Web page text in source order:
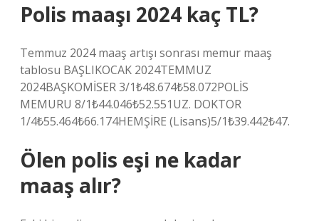
Polis maaşı 2024 kaç TL?
Temmuz 2024 maaş artışı sonrası memur maaş
tablosu BAŞLIKOCAK 2024TEMMUZ
2024BAŞKOMİSER 3/1₺48.674₺58.072POLİS
MEMURU 8/1₺44.046₺52.551UZ. DOKTOR
1/4₺55.464₺66.174HEMŞİRE (Lisans)5/1₺39.442₺47.
Ölen polis eşi ne kadar
maaş alır?